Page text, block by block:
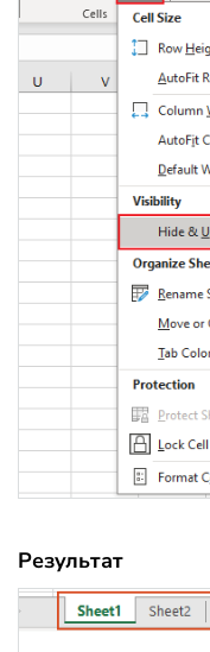
Результат